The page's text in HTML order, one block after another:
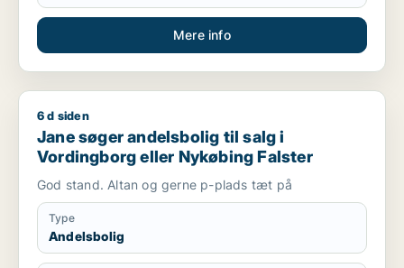
Mere info
Jane søger andelsbolig til salg i Vordingborg eller Nykøbing
6 d siden
Jane søger andelsbolig til salg i
Vordingborg eller Nykøbing Falster
God stand. Altan og gerne p-plads tæt på
Type
Andelsbolig